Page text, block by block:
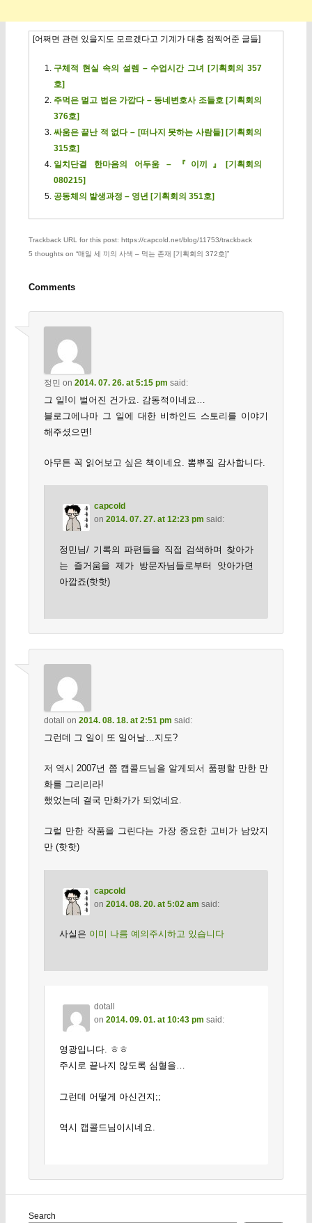
[어쩌면 관련 있을지도 모르겠다고 기계가 대충 점찍어준 글들]
구체적 현실 속의 설렘 – 수업시간 그녀 [기획회의 357
호]
주먹은 멀고 법은 가깝다 – 동네변호사 조들호 [기획회의
376호]
싸움은 끝난 적 없다 – [떠나지 못하는 사람들] [기획회의
315호]
일치단결 한마음의 어두움 – 『이끼』[기획회의
080215]
공동체의 발생과정 – 영년 [기획회의 351호]
Trackback URL for this post: https://capcold.net/blog/11753/trackback
5 thoughts on “매일 세 끼의 사색 – 먹는 존재 [기획회의 372호]”
Comments
정민 on 2014. 07. 26. at 5:15 pm said:
그 일!이 벌어진 건가요. 감동적이네요…
블로그에나마 그 일에 대한 비하인드 스토리를 이야기
해주셨으면!
아무튼 꼭 읽어보고 싶은 책이네요. 뽐뿌질 감사합니다.
capcold
on 2014. 07. 27. at 12:23 pm said:
정민님/ 기록의 파편들을 직접 검색하며 찾아가
는 즐거움을 제가 방문자님들로부터 앗아가면
아깝죠(핫핫)
dotall on 2014. 08. 18. at 2:51 pm said:
그런데 그 일이 또 일어날…지도?
저 역시 2007년 쯤 캡콜드님을 알게되서 품평할 만한 만
화를 그리리라!
했었는데 결국 만화가가 되었네요.
그럴 만한 작품을 그린다는 가장 중요한 고비가 남았지
만 (핫핫)
capcold
on 2014. 08. 20. at 5:02 am said:
사실은 이미 나름 예의주시하고 있습니다
dotall
on 2014. 09. 01. at 10:43 pm said:
영광입니다. ㅎㅎ
주시로 끝나지 않도록 심혈을…
그런데 어떻게 아신건지;;
역시 캡콜드님이시네요.
Search